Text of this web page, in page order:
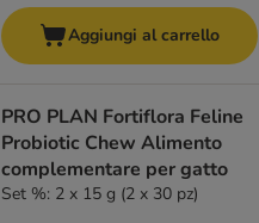
Aggiungi al carrello
PRO PLAN Fortiflora Feline
Probiotic Chew Alimento
complementare per gatto
Set %: 2 x 15 g (2 x 30 pz)